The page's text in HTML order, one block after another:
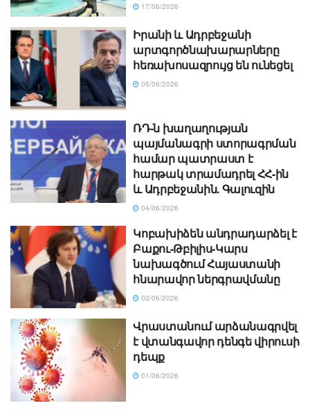
17/06/2026
Իրանի և Ադրբեջանի
արտգործնախարարները
հեռախոսազրույց են ունեցել
05/06/2026
ՌԴ-ն խաղաղության
պայմանագրի ստորագրման
համար պատրաստ է
հարթակ տրամադրել ՀՀ-ին
և Ադրբեջանին. Գալուզին
04/06/2026
Կոբախիձեն անդրադարձել է
Բաքու-Թբիլիս-Կարս
նախագծում Հայաստանի
հնարավոր ներգրավմանը
02/06/2026
Վրաստանում արձանագրվել
է վտանգավոր դենգե վիրուսի
դեպք
01/06/2026